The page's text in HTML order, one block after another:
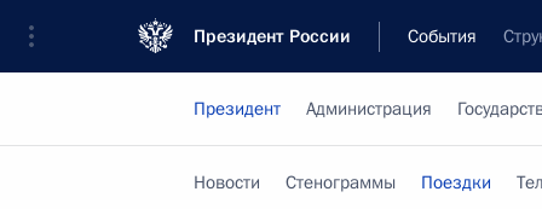
Президент России События
Президент Администрация
Новости Стенограммы Поездки